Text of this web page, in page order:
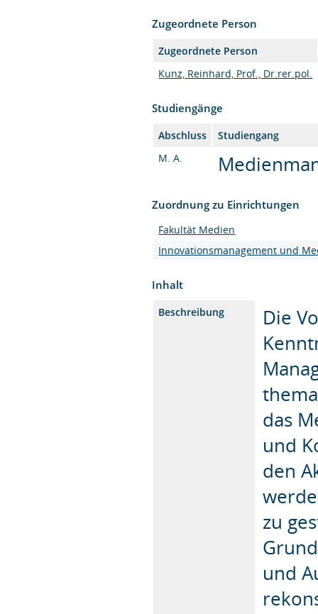
Zugeordnete Person
Zugeordnete Person
Kunz, Reinhard, Prof., Dr.rer.pol.
Studiengänge
Abschluss
Studiengang
M. A.
Zuordnung zu Einrichtungen
Fakultät Medien
Innovationsmanagement und
Inhalt
Beschreibung
Die
das
und
den
zu
und